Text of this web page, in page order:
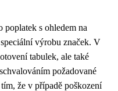
s ohledem na
výrobu značek. V
tabulek, ale také
požadované
že v případě poškození